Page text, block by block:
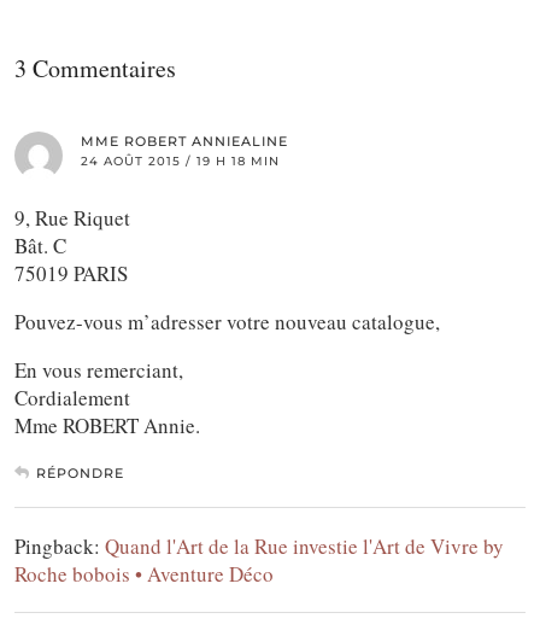
3 Commentaires
MME ROBERT ANNIEALINE
24 AOÛT 2015 / 19 H 18 MIN
9, Rue Riquet
Bât. C
75019 PARIS
Pouvez-vous m’adresser votre nouveau catalogue,
En vous remerciant,
Cordialement
Mme ROBERT Annie.
RÉPONDRE
Pingback: Quand l'Art de la Rue investie l'Art de Vivre by
Roche bobois • Aventure Déco